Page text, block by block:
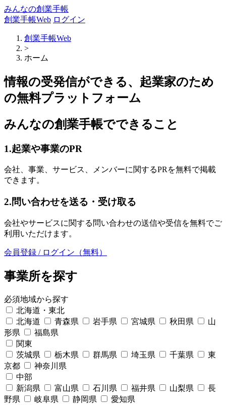
みんなの創業手帳
創業手帳Web ログイン
創業手帳Web
>
ホーム
情報の受発信ができる、起業家のため
の無料プラットフォーム
みんなの創業手帳でできること
1.起業や事業のPR
会社、事業、サービス、メンバーに関するPRを無料で掲載
できます。
2.問い合わせを送る・受け取る
会社やサービスに関する問い合わせの送信や受信を無料でご
利用いただけます。
会員登録 / ログイン（無料）
事業所を探す
必須地域から探す
北海道・東北
北海道
青森県 岩手県 宮城県 秋田県
山
形県
福島県
関東
茨城県
栃木県 群馬県 埼玉県 千葉県
東
京都
神奈川県
中部
新潟県
富山県 石川県 福井県 山梨県
長
野県
岐阜県 静岡県
愛知県